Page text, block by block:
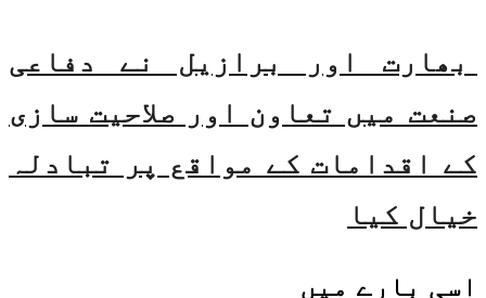
بھارت اور برازیل نے دفاعی
صنعت میں تعاون اور صلاحیت سازی
کے اقدامات کے مواقع پر تبادلہ
خیال کیا
اسی بارے میں